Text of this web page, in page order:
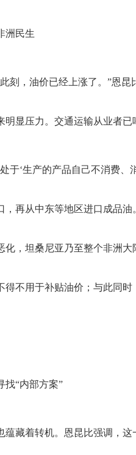
洲民生
刻，油价已经上涨了。”恩
明显压力。交通运输从业者
于‘生产的产品自己不消费
，再从中东等地区进口成品
化，坦桑尼亚乃至整个非洲
得不用于补贴油价；与此同
找“内部方案”
蕴藏着转机。恩昆比强调，